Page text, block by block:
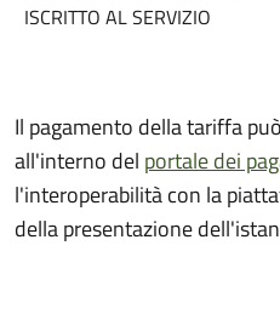
ISCRITTO AL SERVIZIO
Il pagamento della tariffa
all'interno del portale dei
l'interoperabilità con la
della presentazione